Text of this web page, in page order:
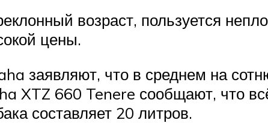
возраст, пользуется
цены.
заявляют, что в среднем на
XTZ 660 Tenere сообщают, что
составляет 20 литров.